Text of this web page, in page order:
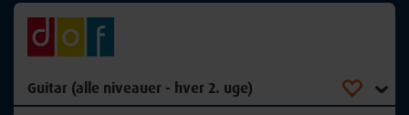
Guitar (alle niveauer - hver 2. uge)